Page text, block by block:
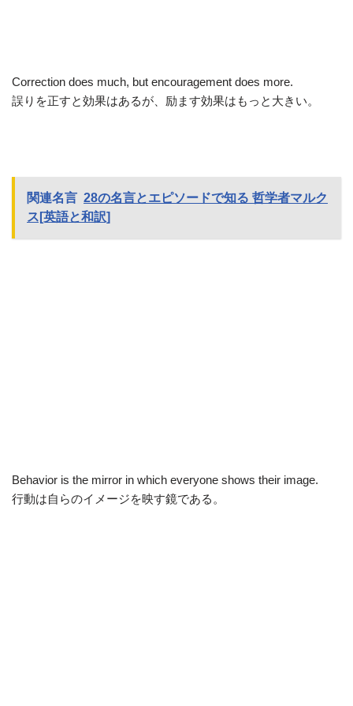
Correction does much, but encouragement does more.
誤りを正すと効果はあるが、励ます効果はもっと大きい。
関連名言 28の名言とエピソードで知る 哲学者マルク
ス[英語と和訳]
Behavior is the mirror in which everyone shows their image.
行動は自らのイメージを映す鏡である。